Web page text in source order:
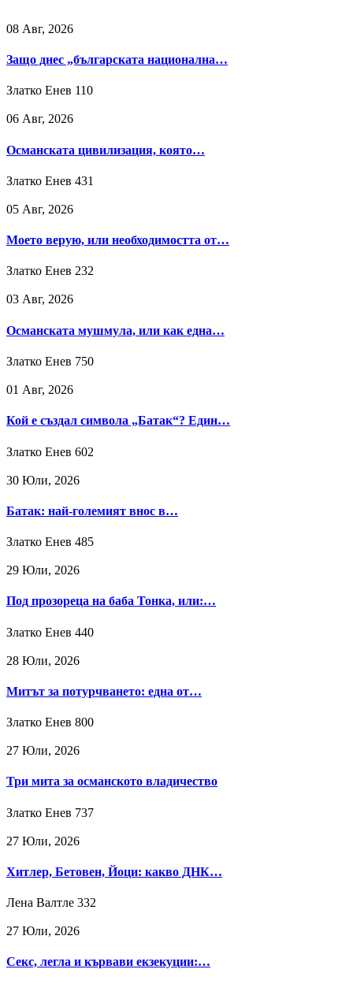
08 Авг, 2026
Защо днес „българската национална…
Златко Енев 110
06 Авг, 2026
Османската цивилизация, която…
Златко Енев 431
05 Авг, 2026
Моето верую, или необходимостта от…
Златко Енев 232
03 Авг, 2026
Османската мушмула, или как една…
Златко Енев 750
01 Авг, 2026
Кой е създал символа „Батак“? Един…
Златко Енев 602
30 Юли, 2026
Батак: най-големият внос в…
Златко Енев 485
29 Юли, 2026
Под прозореца на баба Тонка, или:…
Златко Енев 440
28 Юли, 2026
Митът за потурчването: една от…
Златко Енев 800
27 Юли, 2026
Три мита за османското владичество
Златко Енев 737
27 Юли, 2026
Хитлер, Бетовен, Йоци: какво ДНК…
Лена Валтле 332
27 Юли, 2026
Секс, легла и кървави екзекуции:…